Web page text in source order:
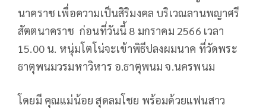
นาคราช เพื่อความเป็นสิริมงคล บริเวณลานพญาศรี
สัตตนาคราช ก่อนที่วันนี้ 8 มกราคม 2566 เวลา
15.00 น. หนุ่มโตโน่จะเข้าพิธีปลงผมนาค ที่วัดพระ
ธาตุพนมวรมหาวิหาร อ.ธาตุพนม จ.นครพนม
โดยมี คุณแม่น้อย สุดลมโชย พร้อมด้วยแฟนสาว